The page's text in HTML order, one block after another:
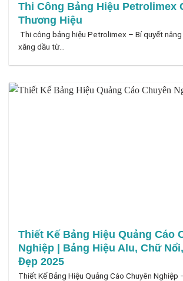
Thi Công Bảng Hiệu Petrolimex
Thương Hiệu
Thi công bảng hiệu Petrolimex – Bí quyết
xăng dầu từ...
Thiết Kế Bảng Hiệu Quảng Cáo
Nghiệp | Bảng Hiệu Alu, Chữ
Đẹp 2025
Thiết Kế Bảng Hiệu Quảng Cáo Chuyên Nghiệp